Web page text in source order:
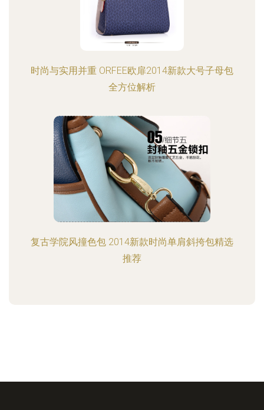
时尚与实用并重 ORFEE欧扉2014新款大号子母包
全方位解析
复古学院风撞色包 2014新款时尚单肩斜挎包精选
推荐